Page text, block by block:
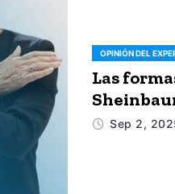
OPINIÓN DEL
Las
Sep 2,